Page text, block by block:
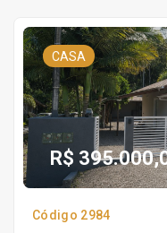
CASA
R$
Código 2984